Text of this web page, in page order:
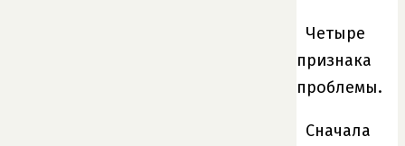
Четыре
признака
проблемы.
Сначала